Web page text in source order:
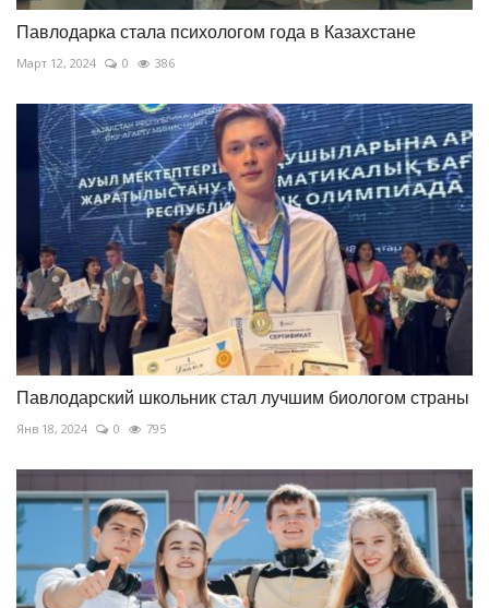
Павлодарка стала психологом года в Казахстане
Март 12, 2024 0 386
Павлодарский школьник стал лучшим биологом страны
Янв 18, 2024 0 795